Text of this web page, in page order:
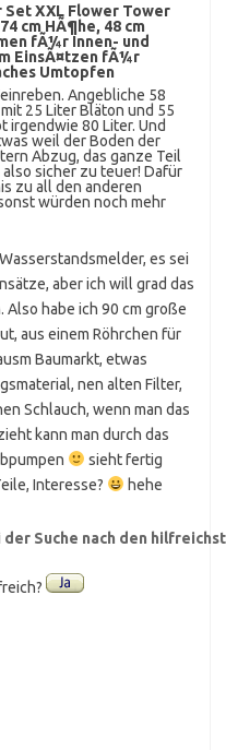
Set XXL Flower Tower
cm HÃ¶he, 48 cm
fÃ¼r Innen- und
EinsÃ¤tzen fÃ¼r
Umtopfen
Angebliche 58
25 Liter Bläton und 55
irgendwie 80 Liter. Und
weil der Boden der
Abzug, das ganze Teil
sicher zu teuer! Dafür
zu all den anderen
würden noch mehr
es sei
aber ich will grad das
habe ich 90 cm große
aus einem Röhrchen für
Baumarkt, etwas
nen alten Filter,
Schlauch, wenn man das
kann man durch das
sieht fertig
Interesse?
hehe
Suche nach den